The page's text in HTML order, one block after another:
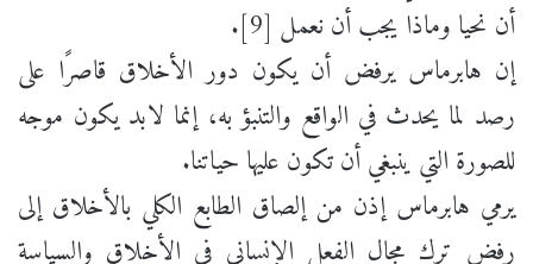
أن نحيا وماذا يجب أن نعمل [9].
إن هابرماس يرفض أن يكون دور الأخلاق قاصرًا على
رصد لما يحدث في الواقع والتنبؤ به، إنما لابد يكون موجه
للصورة التي ينبغي أن تكون عليها حياتنا.
يرمي هابرماس إذن من إلصاق الطابع الكلي بالأخلاق إلى
رفض ترك مجال الفعل الإنساني في الأخلاق والسياسة